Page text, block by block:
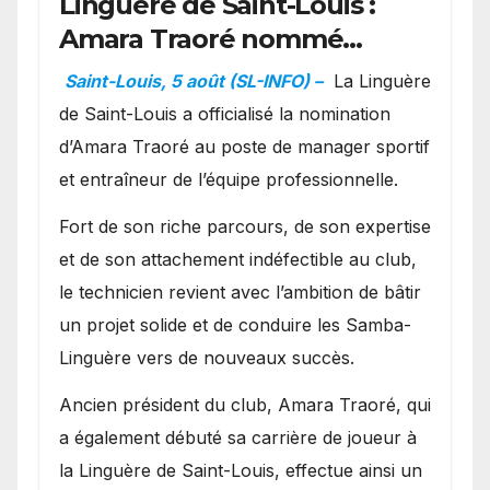
Amara Traoré nommé
manager sportif et
entraîneur de l’équipe
Saint-Louis, 5 août (SL-INFO) – La Linguère
de Saint-Louis a officialisé la nomination
d’Amara Traoré au poste de manager sportif
et entraîneur de l’équipe professionnelle.
Fort de son riche parcours, de son expertise
et de son attachement indéfectible au club,
le technicien revient avec l’ambition de bâtir
un projet solide et de conduire les Samba-
Linguère vers de nouveaux succès.
Ancien président du club, Amara Traoré, qui
a également débuté sa carrière de joueur à
la Linguère de Saint-Louis, effectue ainsi un